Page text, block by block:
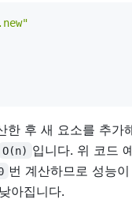
한 후 새 요소를 추가
O(n) 입니다. 위 코드
번 계산하므로 성능
아집니다.